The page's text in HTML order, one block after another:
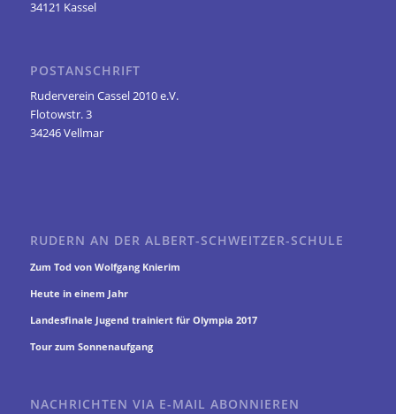
34121 Kassel
POSTANSCHRIFT
Ruderverein Cassel 2010 e.V.
Flotowstr. 3
34246 Vellmar
RUDERN AN DER ALBERT-SCHWEITZER-SCHULE
Zum Tod von Wolfgang Knierim
Heute in einem Jahr
Landesfinale Jugend trainiert für Olympia 2017
Tour zum Sonnenaufgang
NACHRICHTEN VIA E-MAIL ABONNIEREN